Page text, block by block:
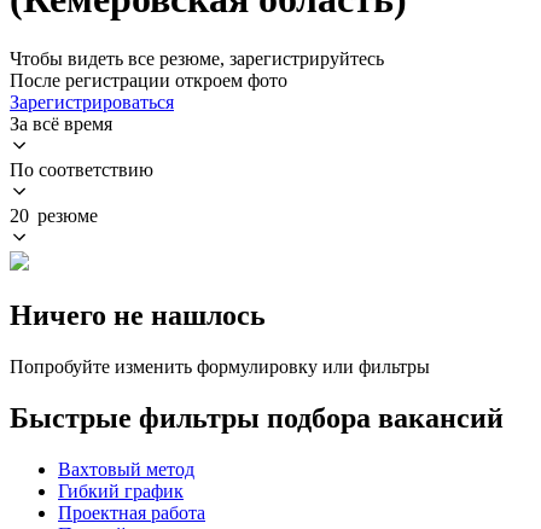
Чтобы видеть все резюме, зарегистрируйтесь
После регистрации откроем фото
Зарегистрироваться
За всё время
По соответствию
20 резюме
Ничего не нашлось
Попробуйте изменить формулировку или фильтры
Быстрые фильтры подбора вакансий
Вахтовый метод
Гибкий график
Проектная работа